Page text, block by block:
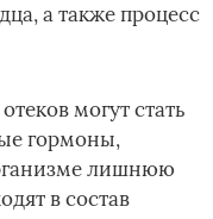
а также процесс
могут стать
гормоны,
лишнюю
в состав